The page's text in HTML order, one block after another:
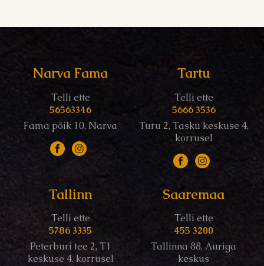
Narva Fama
Telli ette
56563346
Fama põik 10, Narva
Tartu
Telli ette
5666 3536
Turu 2, Tasku keskuse 4.
korrusel
Tallinn
Telli ette
5786 3335
Peterburi tee 2, T1
keskuse 4. korrusel
Saaremaa
Telli ette
455 3200
Tallinna 88, Auriga
keskus